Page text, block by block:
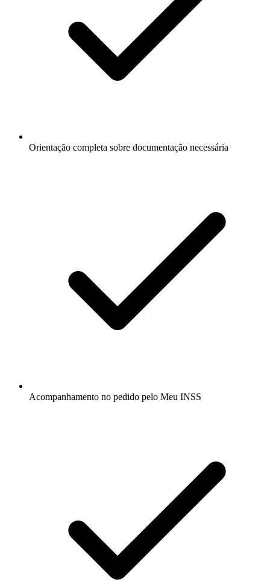
Orientação completa sobre documentação necessária
Acompanhamento no pedido pelo Meu INSS